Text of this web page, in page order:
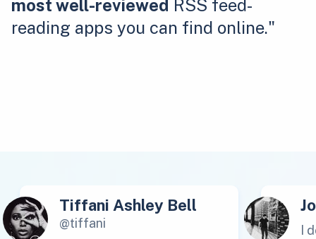
most well-reviewed RSS feed-
reading apps you can find online."
Tiffani Ashley Bell
@tiffani
I